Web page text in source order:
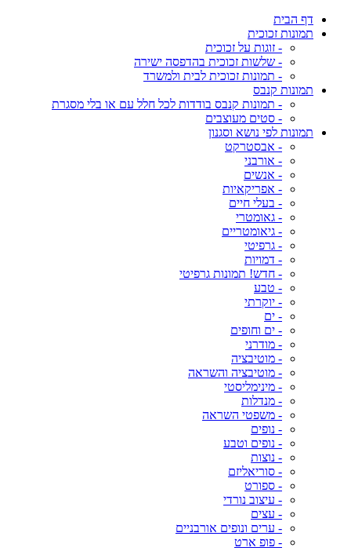
דף הבית
תמונות זכוכית
- זוגות על זכוכית
- שלשות זכוכית בהדפסה ישירה
- תמונות זכוכית לבית ולמשרד
תמונות קנבס
- תמונות קנבס בודדות לכל חלל עם או בלי מסגרת
- סטים מעוצבים
תמונות לפי נושא וסגנון
- אבסטרקט
- אורבני
- אנשים
- אפריקאיות
- בעלי חיים
- גאומטרי
- גיאומטריים
- גרפיטי
- דמויות
- חדש! תמונות גרפיטי
- טבע
- יוקרתי
- ים
- ים וחופים
- מודרני
- מוטיבציה
- מוטיבציה והשראה
- מינימליסטי
- מנדלות
- משפטי השראה
- נופים
- נופים וטבע
- נוצות
- סוריאליזם
- ספורט
- עיצוב נורדי
- עצים
- ערים ונופים אורבניים
- פופ ארט